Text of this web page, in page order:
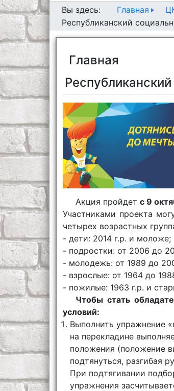
Вы здесь:
Главная
Республиканский
Главная
Акция пройдет с 9
Участниками проекта
четырех возрастных
- дети: 2014 г.р. и моложе;
- подростки: от 2006 до
- молодежь: от 1989 до
- взрослые: от 1964 до
- пожилые: 1963 г.р. и
Чтобы стать
условий:
Выполнить упражнение
на перекладине
положения (положение
подтянуться, разгибая
При подтягивании
упражнения